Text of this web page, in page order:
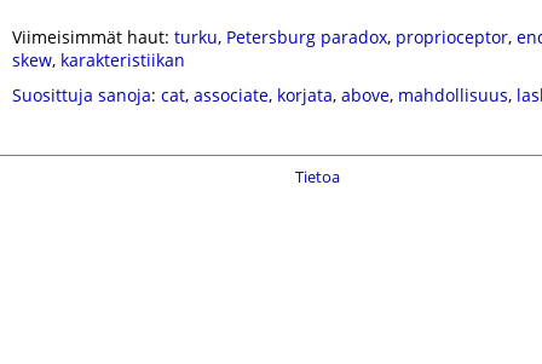
Viimeisimmät haut: turku, Petersburg paradox, proprioceptor,
skew, karakteristiikan
Suosittuja sanoja: cat, associate, korjata, above, mahdollisuus,
Tietoa